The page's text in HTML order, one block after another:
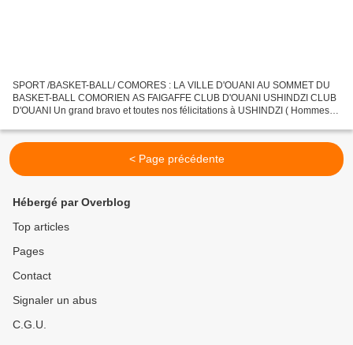
SPORT /BASKET-BALL/ COMORES : LA VILLE D'OUANI AU SOMMET DU
BASKET-BALL COMORIEN AS FAIGAFFE CLUB D'OUANI USHINDZI CLUB
D'OUANI Un grand bravo et toutes nos félicitations à USHINDZI ( Hommes)
< Page précédente
Hébergé par Overblog
Top articles
Pages
Contact
Signaler un abus
C.G.U.